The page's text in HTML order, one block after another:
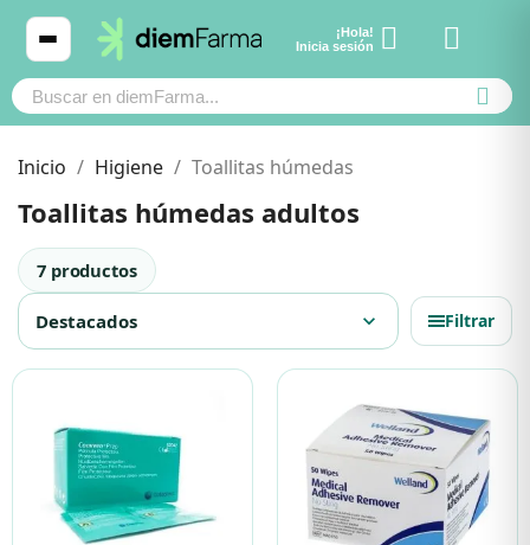
Bebé y mamá
Productos naturales y dietética
Mascotas
¡Hola!
Inicia sesión
Ver carrito
Bebé y mamá
Productos naturales y dietética
Mascotas
Inicio Higiene Toallitas húmedas
Toallitas húmedas adultos
7 productos
Destacados expand_more Filtrar